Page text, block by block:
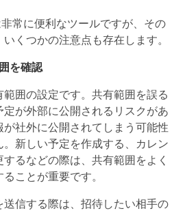
常に便利なツールですが、その
くつかの注意点も存在します。
を確認
囲の設定です。共有範囲を誤る
が外部に公開されるリスクがあ
が社外に公開されてしまう可能性
。新しい予定を作成する、カレン
るなどの際は、共有範囲をよく
ことが重要です。
信する際は、招待したい相手の